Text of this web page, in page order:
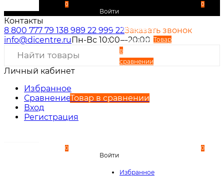
0
Войти
Избранное
Сравнение Товар
в
сравнении
0
Контакты
8 800 777 79 138 989 22 999 22Заказать звонок
info@dicentre.ruПн-Вс 10:00—20:00
Личный кабинет
Избранное
СравнениеТовар в сравнении
Вход
Регистрация
0
Войти
Избранное
0